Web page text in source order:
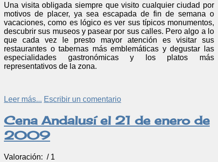
Una visita obligada siempre que visito cualquier ciudad por
motivos de placer, ya sea escapada de fin de semana o
vacaciones, como es lógico es ver sus típicos monumentos,
descubrir sus museos y pasear por sus calles. Pero algo a lo
que cada vez le presto mayor atención es visitar sus
restaurantes o tabernas más emblemáticas y degustar las
especialidades gastronómicas y los platos más
representativos de la zona.
Leer más... Escribir un comentario
Cena Andalusí el 21 de enero de
2009
Valoración: / 1